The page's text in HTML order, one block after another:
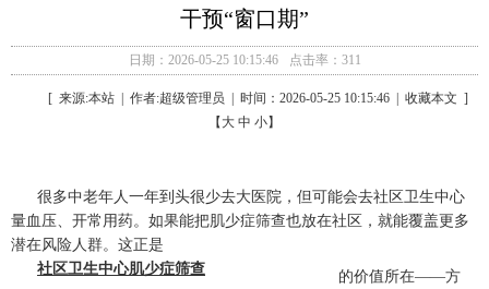
干预“窗口期”
日期：2026-05-25 10:15:46 点击率：311
[ 来源:本站 | 作者:超级管理员 | 时间：2026-05-25 10:15:46 | 收藏本文 ]
【大 中 小】
很多中老年人一年到头很少去大医院，但可能会去社区卫生中心
量血压、开常用药。如果能把肌少症筛查也放在社区，就能覆盖更多
潜在风险人群。这正是
社区卫生中心肌少症筛查
的价值所在——方